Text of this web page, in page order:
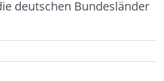
deutschen Bundesländer